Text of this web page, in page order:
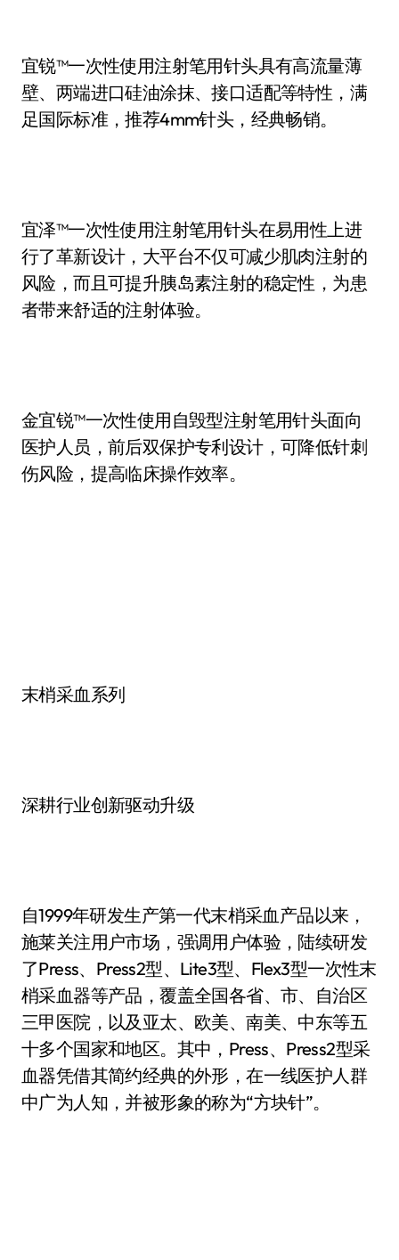
宜锐™一次性使用注射笔用针头具有高流量薄
壁、两端进口硅油涂抹、接口适配等特性，满
足国际标准，推荐4mm针头，经典畅销。
宜泽™一次性使用注射笔用针头在易用性上进
行了革新设计，大平台不仅可减少肌肉注射的
风险，而且可提升胰岛素注射的稳定性，为患
者带来舒适的注射体验。
金宜锐™一次性使用自毁型注射笔用针头面向
医护人员，前后双保护专利设计，可降低针刺
伤风险，提高临床操作效率。
末梢采血系列
深耕行业创新驱动升级
自1999年研发生产第一代末梢采血产品以来，
施莱关注用户市场，强调用户体验，陆续研发
了Press、Press2型、Lite3型、Flex3型一次性末
梢采血器等产品，覆盖全国各省、市、自治区
三甲医院，以及亚太、欧美、南美、中东等五
十多个国家和地区。其中，Press、Press2型采
血器凭借其简约经典的外形，在一线医护人群
中广为人知，并被形象的称为“方块针”。